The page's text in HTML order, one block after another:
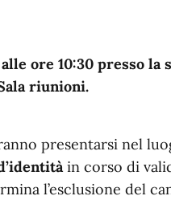
ore 10:30 presso la
riunioni.
presentarsi nel
in corso di
l’esclusione del